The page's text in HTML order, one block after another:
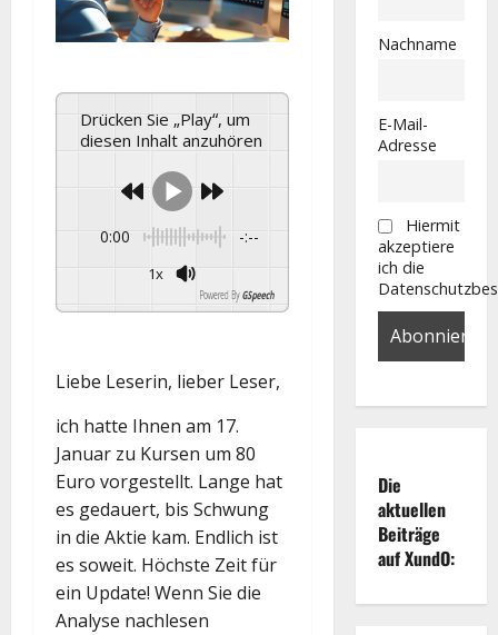
Drücken Sie „Play“, um
diesen Inhalt anzuhören
0:00 -:--
1x
Powered By GSpeech
Liebe Leserin, lieber Leser,
ich hatte Ihnen am 17.
Januar zu Kursen um 80
Euro vorgestellt. Lange hat
es gedauert, bis Schwung
in die Aktie kam. Endlich ist
es soweit. Höchste Zeit für
ein Update! Wenn Sie die
Analyse nachlesen
Nachname
E-Mail-
Adresse
Hiermit
akzeptiere
ich die
Die
aktuellen
Beiträge
auf XundO: